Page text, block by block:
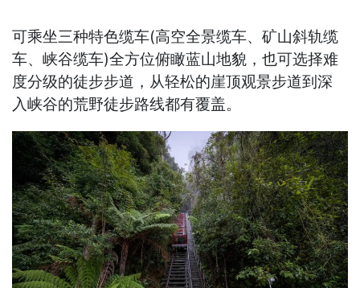
可乘坐三种特色缆车(高空全景缆车、矿山斜轨缆
车、峡谷缆车)全方位俯瞰蓝山地貌，也可选择难
度分级的徒步步道，从轻松的崖顶观景步道到深
入峡谷的荒野徒步路线都有覆盖。